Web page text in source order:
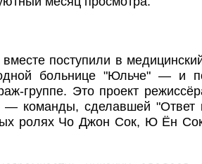
поступили в
больнице "Юльче" — и
группе. Это проект
команды, сделавшей "Ответ
ролях Чо Джон Сок, Ю Ён